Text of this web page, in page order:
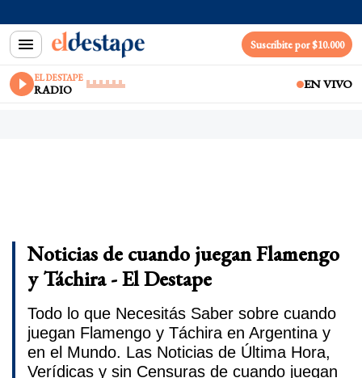
Suscribite por $10.000
EL DESTAPE
RADIO EN VIVO
Noticias de cuando juegan Flamengo
y Táchira - El Destape
Todo lo que Necesitás Saber sobre cuando
juegan Flamengo y Táchira en Argentina y
en el Mundo. Las Noticias de Última Hora,
Verídicas y sin Censuras de cuando juegan